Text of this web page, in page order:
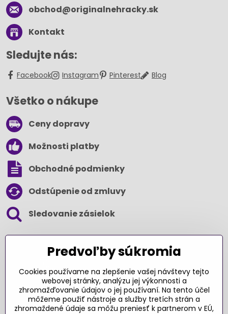
obchod​@originalnehracky​.sk
Kontakt
Sledujte nás:
Facebook Instagram Pinterest Blog
Všetko o nákupe
Ceny dopravy
Možnosti platby
Obchodné podmienky
Odstúpenie od zmluvy
Sledovanie zásielok
Ďakujeme za podporu
Predvoľby súkromia
Cookies používame na zlepšenie vašej návštevy tejto
webovej stránky, analýzu jej výkonnosti a
zhromažďovanie údajov o jej používaní. Na tento účel
môžeme použiť nástroje a služby tretích strán a
zhromaždené údaje sa môžu preniesť k partnerom v EÚ,